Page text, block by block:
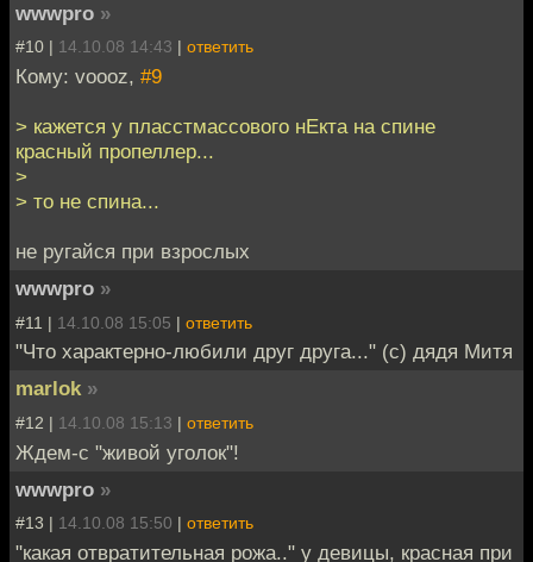
wwwpro »
#10 | 14.10.08 14:43 | ответить
Кому: voooz, #9
> кажется у пласстмассового нЕкта на спине
красный пропеллер...
>
> то не спина...
не ругайся при взрослых
wwwpro »
#11 | 14.10.08 15:05 | ответить
"Что характерно-любили друг друга..." (с) дядя Митя
marlok »
#12 | 14.10.08 15:13 | ответить
Ждем-с "живой уголок"!
wwwpro »
#13 | 14.10.08 15:50 | ответить
"какая отвратительная рожа.." у девицы, красная при